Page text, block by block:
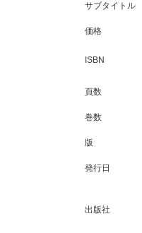
サブタイトル
価格
ISBN
頁数
巻数
版
発行日
出版社